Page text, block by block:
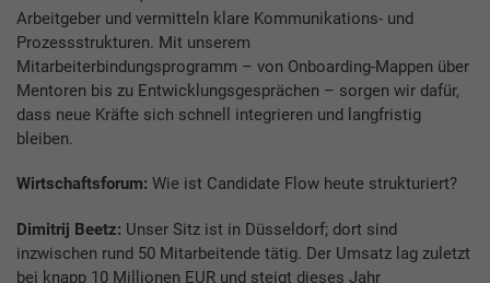
Arbeitgeber und vermitteln klare Kommunikations- und
Prozessstrukturen. Mit unserem
Mitarbeiterbindungsprogramm – von Onboarding-Mappen über
Mentoren bis zu Entwicklungsgesprächen – sorgen wir dafür,
dass neue Kräfte sich schnell integrieren und langfristig
bleiben.
Wirtschaftsforum: Wie ist Candidate Flow heute strukturiert?
Dimitrij Beetz: Unser Sitz ist in Düsseldorf; dort sind
inzwischen rund 50 Mitarbeitende tätig. Der Umsatz lag zuletzt
bei knapp 10 Millionen EUR und steigt dieses Jahr